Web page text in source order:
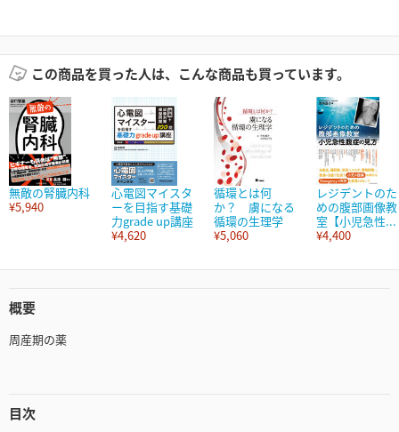
この商品を買った人は、こんな商品も買っています。
無敵の腎臓内科
¥5,940
心電図マイスタ
ーを目指す基礎
力grade up講座
¥4,620
循環とは何
か？ 虜になる
循環の生理学
¥5,060
レジデントのた
めの腹部画像教
室【小児急性...
¥4,400
概要
周産期の薬
目次